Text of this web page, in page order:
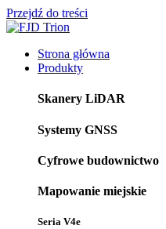
Przejdź do treści
Strona główna
Produkty
Skanery LiDAR
Systemy GNSS
Cyfrowe budownictwo
Mapowanie miejskie
Seria V4e